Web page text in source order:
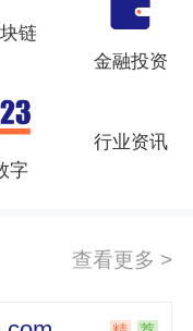
链
金融投资
字
行业资讯
查看更多 >